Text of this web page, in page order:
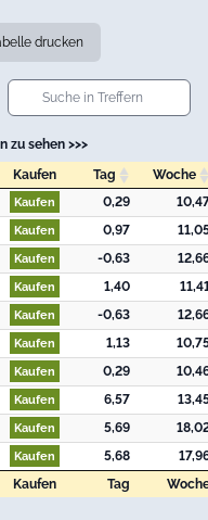
drucken
sehen >>>
Kaufen Tag
Woche
Kaufen Tag Woche
Kaufen Tag
Kaufen 0,29
Kaufen 0,97
Kaufen -0,63
Kaufen 1,40
Kaufen -0,63
Kaufen 1,13
Kaufen 0,29
Kaufen 6,57
Kaufen 5,69
Kaufen 5,68
Kaufen Tag